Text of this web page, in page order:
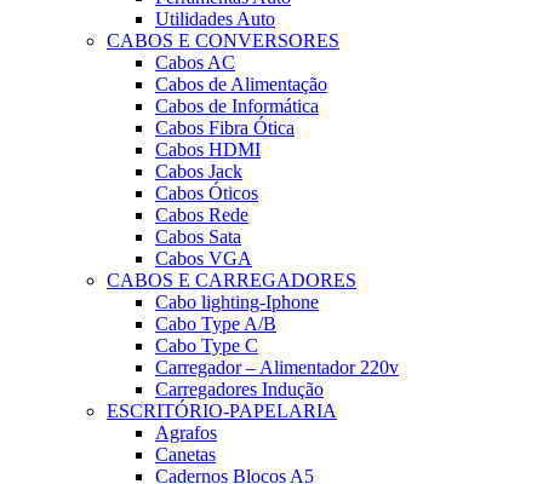
Utilidades Auto
CABOS E CONVERSORES
Cabos AC
Cabos de Alimentação
Cabos de Informática
Cabos Fibra Ótica
Cabos HDMI
Cabos Jack
Cabos Óticos
Cabos Rede
Cabos Sata
Cabos VGA
CABOS E CARREGADORES
Cabo lighting-Iphone
Cabo Type A/B
Cabo Type C
Carregador – Alimentador 220v
Carregadores Indução
ESCRITÓRIO-PAPELARIA
Agrafos
Canetas
Cadernos Blocos A5